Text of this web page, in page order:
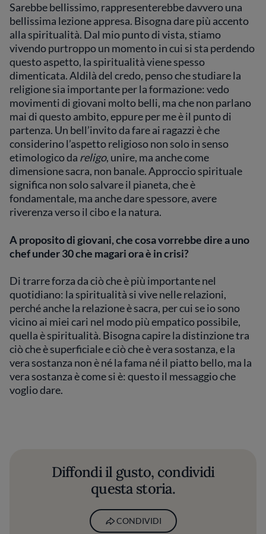
Sarebbe bellissimo, rappresenterebbe davvero una
bellissima lezione appresa. Bisogna dare più accento
alla spiritualità. Dal mio punto di vista, stiamo
vivendo purtroppo un momento in cui si sta perdendo
questo aspetto, la spiritualità viene spesso
dimenticata. Aldilà del credo, penso che studiare la
religione sia importante per la formazione: vedo
movimenti di giovani molto belli, ma che non parlano
mai di questo ambito, eppure per me è il punto di
partenza. Un bell’invito da fare ai ragazzi è che
considerino l’aspetto religioso non solo in senso
etimologico da religo, unire, ma anche come
dimensione sacra, non banale. Approccio spirituale
significa non solo salvare il pianeta, che è
fondamentale, ma anche dare spessore, avere
riverenza verso il cibo e la natura.
A proposito di giovani, che cosa vorrebbe dire a uno
chef under 30 che magari ora è in crisi?
Di trarre forza da ciò che è più importante nel
quotidiano: la spiritualità si vive nelle relazioni,
perché anche la relazione è sacra, per cui se io sono
vicino ai miei cari nel modo più empatico possibile,
quella è spiritualità. Bisogna capire la distinzione tra
ciò che è superficiale e ciò che è vera sostanza, e la
vera sostanza non è né la fama né il piatto bello, ma la
vera sostanza è come si è: questo il messaggio che
voglio dare.
Diffondi il gusto, condividi
questa storia.
CONDIVIDI